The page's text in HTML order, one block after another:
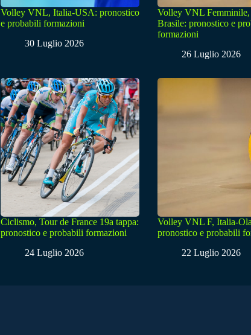
Volley VNL, Italia-USA: pronostico
e probabili formazioni
30 Luglio 2026
Volley VNL Femminile,
Brasile: pronostico e
formazioni
26 Luglio 2026
Ciclismo, Tour de France 19a tappa:
pronostico e probabili formazioni
24 Luglio 2026
Volley VNL F, Italia-
pronostico e probabili
22 Luglio 2026